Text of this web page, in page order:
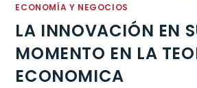
ECONOMÍA Y NEGOCIOS
LA INNOVACIÓN EN
MOMENTO EN LA
ECONOMICA